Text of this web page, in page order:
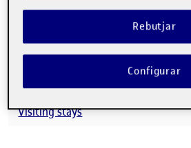
Merida (Mexico). Collaboration in
sustainable food and for the
species. I also gave a talk at the
Visiting stays
Rebutjar
Configurar